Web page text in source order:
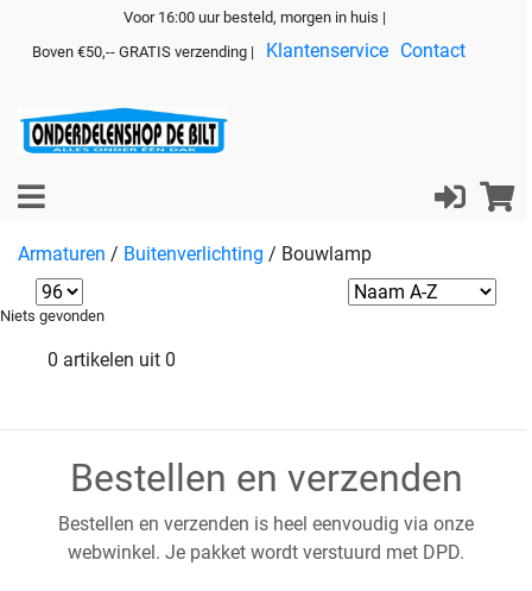
Voor 16:00 uur besteld, morgen in huis |
Boven €50,-- GRATIS verzending |
Klantenservice Contact
Armaturen / Buitenverlichting / Bouwlamp
Niets gevonden
0 artikelen uit 0
Bestellen en verzenden
Bestellen en verzenden is heel eenvoudig via onze
webwinkel. Je pakket wordt verstuurd met DPD.